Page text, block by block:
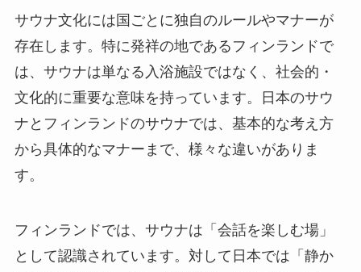
サウナ文化には国ごとに独自のルールやマナーが
存在します。特に発祥の地であるフィンランドで
は、サウナは単なる入浴施設ではなく、社会的・
文化的に重要な意味を持っています。日本のサウ
ナとフィンランドのサウナでは、基本的な考え方
から具体的なマナーまで、様々な違いがありま
す。
フィンランドでは、サウナは「会話を楽しむ場」
として認識されています。対して日本では「静か